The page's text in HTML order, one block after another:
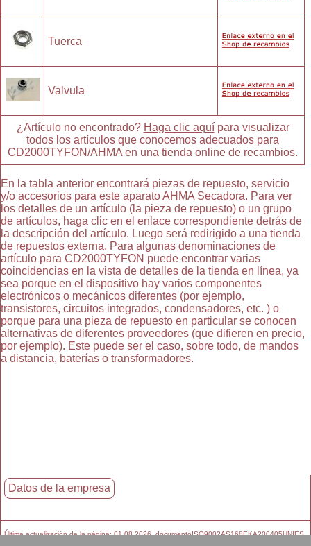
Tuerca
Valvula
¿Artículo no encontrado? Haga clic aquípara visualizar
todos los artículos que conocemos adecuados para
CD2000TYFON/AHMA en una tienda online de recambios.
En la tabla anterior encontrará piezas de repuesto, servicio
y/o accesorios para este aparato AHMA Secadora. Para ver
los detalles de un artículo (la pieza de repuesto) o un grupo
de artículos, haga clic en el enlace correspondiente detrás de
la descripción del artículo. Luego será redirigido a una tienda
de repuestos externa. Para algunas denominaciones de
artículo para CD2000TYFON puede encontrar varias
coincidencias en la vista de detalles de la tienda en línea, ya
sea porque en el dispositivo hay varios componentes
electrónicos o mecánicos diferentes (por ejemplo,
transistores, circuitos integrados, condensadores, etc. ) o
porque para una pieza de repuesto en particular se conocen
alternativas de diferentes proveedores (que difieren en precio,
por ejemplo). Este puede ser el caso, sobre todo, de mandos
a distancia, baterías o transformadores.
Datos de la empresa